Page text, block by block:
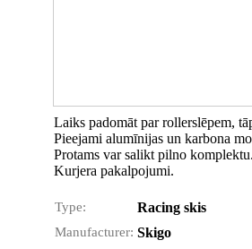
Laiks padomāt par rollerslēpem,
Pieejami alumīnijas un karbona
Protams var salikt pilno
Kurjera pakalpojumi.
Type: Racing skis
Manufacturer: Skigo